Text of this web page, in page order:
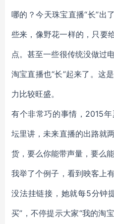
哪的？今天珠宝直播“长”出
些来，像野花一样的，只要
点。甚至一些很传统没做过
淘宝直播也“长”起来了。这
力比较旺盛。
有个非常巧的事情，2015
坛里讲，未来直播的出路就
货，要么你能带声量，要么能
我举了个例子，看到映客上
没法挂链接，她就每5分钟
买”，不停提示大家“我的淘